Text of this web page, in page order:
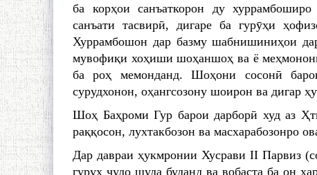
ба корҳои санъаткорон ду
санъати тасвирӣ, дигаре ба гурӯҳи
Хуррамбошон дар базму шабнишиниҳои
мувофиқи хоҳиши шоҳаншоҳ ва ё
ба роҳ мемонданд. Шоҳони сосонӣ
сурудхонон, оҳангсозону шоирон ва дигар
Шоҳ Баҳроми Гур барои дарборӣ худ аз
раққосон, лухтакбозон ва масхарабозонро
Дар давраи ҳукмронии Хусрави II Парвиз
гуруҳ ҷудо шуда буданд ва вобаста ба он